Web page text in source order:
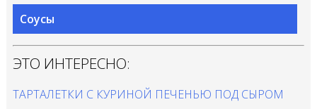
Соусы
ЭТО ИНТЕРЕСНО:
ТАРТАЛЕТКИ С КУРИНОЙ ПЕЧЕНЬЮ ПОД СЫРОМ